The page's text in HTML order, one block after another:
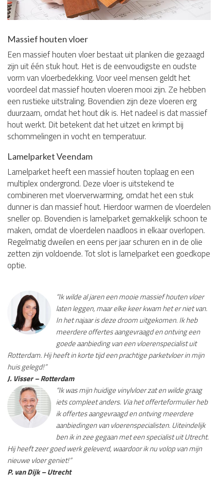
Massief houten vloer
Een massief houten vloer bestaat uit planken die gezaagd
zijn uit één stuk hout. Het is de eenvoudigste en oudste
vorm van vloerbedekking. Voor veel mensen geldt het
voordeel dat massief houten vloeren mooi zijn. Ze hebben
een rustieke uitstraling. Bovendien zijn deze vloeren erg
duurzaam, omdat het hout dik is. Het nadeel is dat massief
hout werkt. Dit betekent dat het uitzet en krimpt bij
schommelingen in vocht en temperatuur.
Lamelparket Veendam
Lamelparket heeft een massief houten toplaag en een
multiplex ondergrond. Deze vloer is uitstekend te
combineren met vloerverwarming, omdat het een stuk
dunner is dan massief hout. Hierdoor warmen de vloerdelen
sneller op. Bovendien is lamelparket gemakkelijk schoon te
maken, omdat de vloerdelen naadloos in elkaar overlopen.
Regelmatig dweilen en eens per jaar schuren en in de olie
zetten zijn voldoende. Tot slot is lamelparket een goedkope
optie.
“Ik wilde al jaren een mooie massief houten vloer
laten leggen, maar elke keer kwam het er niet van.
In het najaar is deze droom uitgekomen. Ik heb
meerdere offertes aangevraagd en ontving een
goede aanbieding van een vloerenspecialist uit
Rotterdam. Hij heeft in korte tijd een prachtige parketvloer in mijn
huis gelegd!”
J. Visser – Rotterdam
“Ik was mijn huidige vinylvloer zat en wilde graag
iets compleet anders. Via het offerteformulier heb
ik offertes aangevraagd en ontving meerdere
aanbiedingen van vloerenspecialisten. Uiteindelijk
ben ik in zee gegaan met een specialist uit Utrecht.
Hij heeft zeer goed werk geleverd, waardoor ik nu volop van mijn
nieuwe vloer geniet!”
P. van Dijk – Utrecht